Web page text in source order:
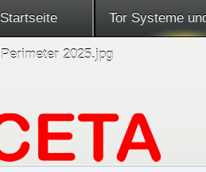
Startseite Tor Systeme
Perimeter 2025.jpg